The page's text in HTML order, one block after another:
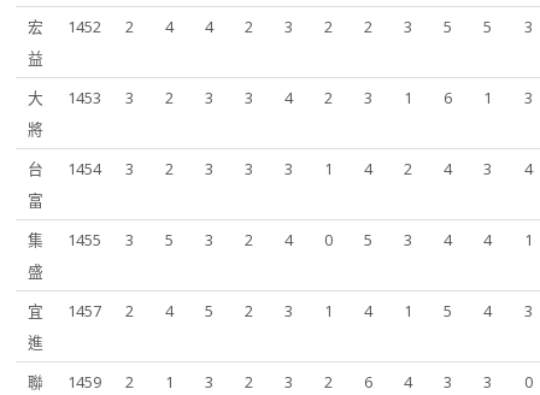
宏
益
1452 2 4 4 2 3 2 2 3 5 5 3
大
將
1453 3 2 3 3 4 2 3 1 6 1 3
台
富
1454 3 2 3 3 3 1 4 2 4 3 4
集
盛
1455 3 5 3 2 4 0 5 3 4 4 1
宜
進
1457 2 4 5 2 3 1 4 1 5 4 3
聯
1459 2 1 3 2 3 2 6 4 3 3 0